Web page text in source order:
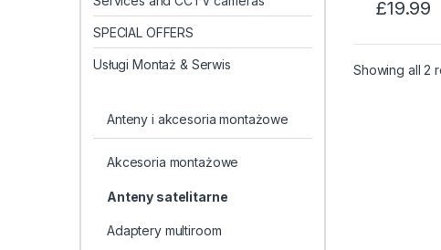
£19.99
Showing all 2
SPECIAL OFFERS
Usługi Montaż & Serwis
Anteny i akcesoria montażowe
Akcesoria montażowe
Anteny satelitarne
Adaptery multiroom